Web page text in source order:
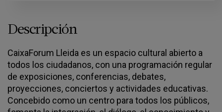
Descripción
CaixaForum Lleida es un espacio cultural abierto a
todos los ciudadanos, con una programación regular
de exposiciones, conferencias, debates,
proyecciones, conciertos y actividades educativas.
Concebido como un centro para todos los públicos,